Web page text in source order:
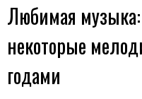
Любимая
некоторые
годами